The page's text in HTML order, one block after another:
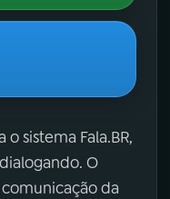
sistema Fala.BR,
O
da